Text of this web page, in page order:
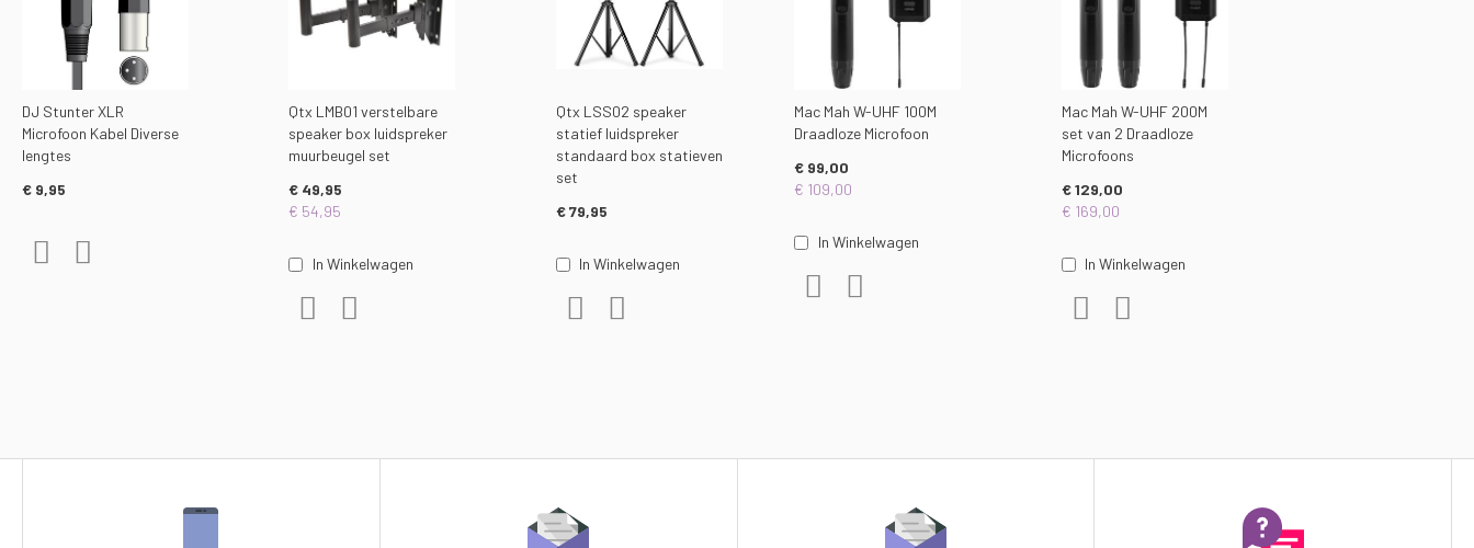
DJ Stunter XLR
Microfoon Kabel Diverse
lengtes
€ 9,95
Qtx LMB01 verstelbare
speaker box luidspreker
muurbeugel set
€ 49,95
€ 54,95
In Winkelwagen
Qtx LSS02 speaker
statief luidspreker
standaard box statieven
set
€ 79,95
In Winkelwagen
Mac Mah W-UHF 100M
Draadloze Microfoon
€ 99,00
€ 109,00
In Winkelwagen
Mac Mah W-UHF 200M
set van 2 Draadloze
Microfoons
€ 129,00
€ 169,00
In Winkelwagen